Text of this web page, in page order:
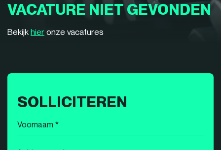
VACATURE NIET GEVONDEN
Bekijk hier onze vacatures
SOLLICITEREN
Voornaam
*